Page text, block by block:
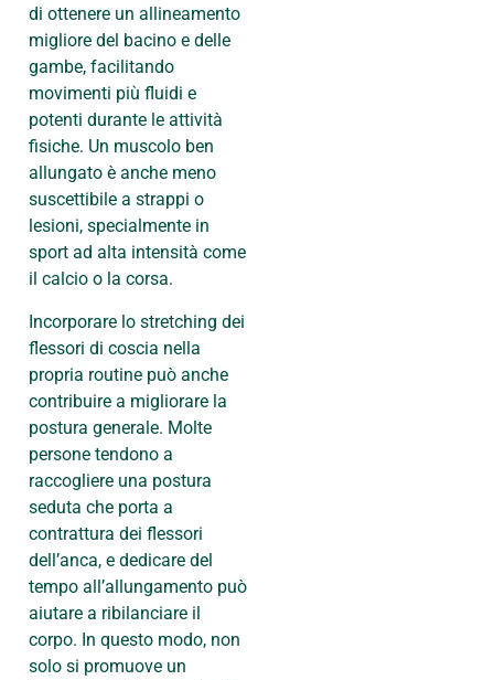
di ottenere un allineamento
migliore del bacino e delle
gambe, facilitando
movimenti più fluidi e
potenti durante le attività
fisiche. Un muscolo ben
allungato è anche meno
suscettibile a strappi o
lesioni, specialmente in
sport ad alta intensità come
il calcio o la corsa.
Incorporare lo stretching dei
flessori di coscia nella
propria routine può anche
contribuire a migliorare la
postura generale. Molte
persone tendono a
raccogliere una postura
seduta che porta a
contrattura dei flessori
dell’anca, e dedicare del
tempo all’allungamento può
aiutare a ribilanciare il
corpo. In questo modo, non
solo si promuove un